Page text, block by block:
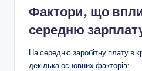
Фактори, що
середню
На середню заробітну плату в
декілька основних факторів: